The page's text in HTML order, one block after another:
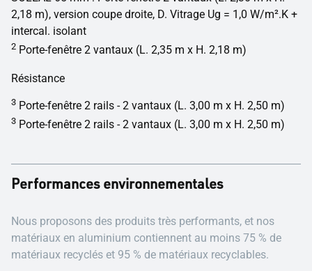
2,18 m), version coupe droite, D. Vitrage Ug = 1,0 W/m².K +
intercal. isolant
2 Porte-fenêtre 2 vantaux (L. 2,35 m x H. 2,18 m)
Résistance
3 Porte-fenêtre 2 rails - 2 vantaux (L. 3,00 m x H. 2,50 m)
3 Porte-fenêtre 2 rails - 2 vantaux (L. 3,00 m x H. 2,50 m)
Performances environnementales
Nous proposons des produits très performants, et nos
matériaux en aluminium contiennent au moins 75 % de
matériaux recyclés et 95 % de matériaux recyclables.